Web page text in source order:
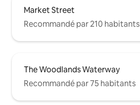
Market Street
Recommandé par 210 habitants
The Woodlands Waterway
Recommandé par 75 habitants